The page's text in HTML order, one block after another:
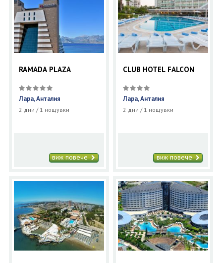
RAMADA PLAZA
Лара, Анталия
2 дни / 1 нощувки
виж повече
CLUB HOTEL FALCON
Лара, Анталия
2 дни / 1 нощувки
виж повече